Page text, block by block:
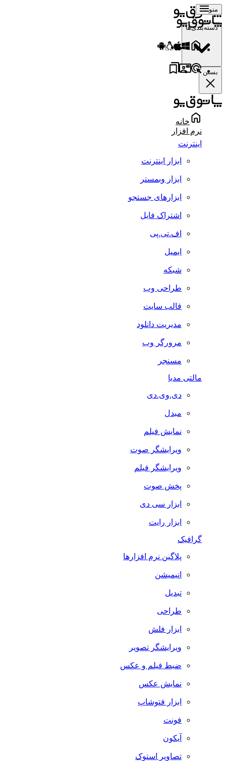
منو
دسته‌بندی‌ها
بستن
خانه
نرم افزار
اینترنت
ابزار اینترنت
ابزار وبمستر
ابزارهای جستجو
اشتراک فایل
اف.تی.پی
ایمیل
شبکه
طراحی وب
قالب سایت
مدیریت دانلود
مرورگر وب
مسنجر
مالتی مدیا
دی.وی.دی
مبدل
نمایش فیلم
ویرایشگر صوت
ویرایشگر فیلم
پخش صوت
ابزار سی دی
ابزار رایت
گرافیک
پلاگین نرم افزارها
انیمیشن
تبدیل
طراحی
ابزار فلش
ویرایشگر تصویر
ضبط فيلم و عكس
نمایش عکس
ابزار فتوشاپ
فونت
آیکون
تصاویر استوک